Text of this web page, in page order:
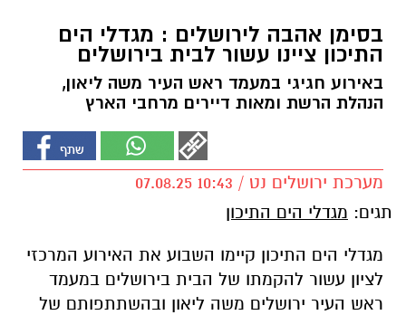
בסימן אהבה לירושלים : מגדלי הים
התיכון ציינו עשור לבית בירושלים
באירוע חגיגי במעמד ראש העיר משה ליאון,
הנהלת הרשת ומאות דיירים מרחבי הארץ
מערכת ירושלים נט / 10:43 07.08.25
תגים: מגדלי הים התיכון
מגדלי הים התיכון קיימו השבוע את האירוע המרכזי
לציון עשור להקמתו של הבית בירושלים במעמד
ראש העיר ירושלים משה ליאון ובהשתתפותם של